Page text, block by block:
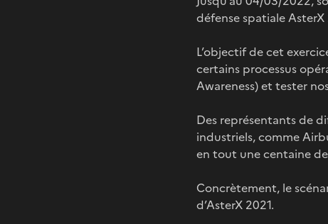
défense spatiale AsterX
L’objectif de cet
certains processus
Awareness) et tester
Des représentants de
industriels, comme
en tout une centaine
Concrètement, le
d’AsterX 2021.